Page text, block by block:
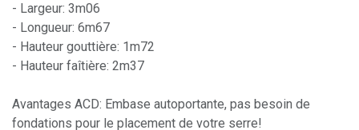
- Largeur: 3m06
- Longueur: 6m67
- Hauteur gouttière: 1m72
- Hauteur faîtière: 2m37
Avantages ACD: Embase autoportante, pas besoin de
fondations pour le placement de votre serre!